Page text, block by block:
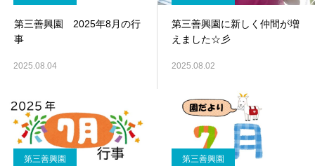
第三善興園 2025年8月の行
事
2025.08.04
第三善興園に新しく仲間が増
えました☆彡
2025.08.02
第三善興園 第三善興園